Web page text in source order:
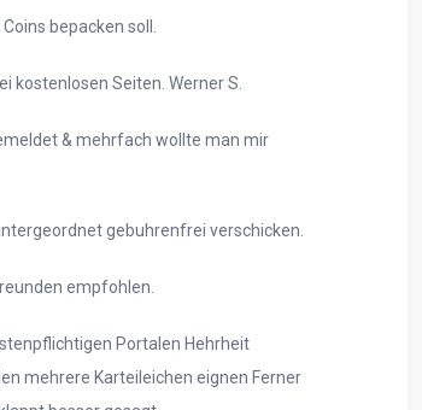
bepacken soll.
Seiten. Werner S.
& mehrfach wollte man mir
gebuhrenfrei verschicken.
empfohlen.
Portalen Hehrheit
mehrere Karteileichen eignen Ferner